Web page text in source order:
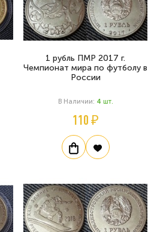
1 рубль ПМР 2017 г.
Чемпионат мира по футболу в
России
В Наличии: 4 Шт.
110 ₽